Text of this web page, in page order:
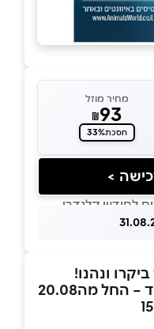
מחיר מוזל
₪93
חסכת33%
>
החל מה20.08